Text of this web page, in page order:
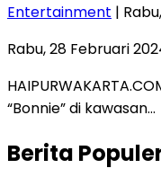
Entertainment |
Rabu, 28 Februari
“Bonnie” di kawasan…
Berita